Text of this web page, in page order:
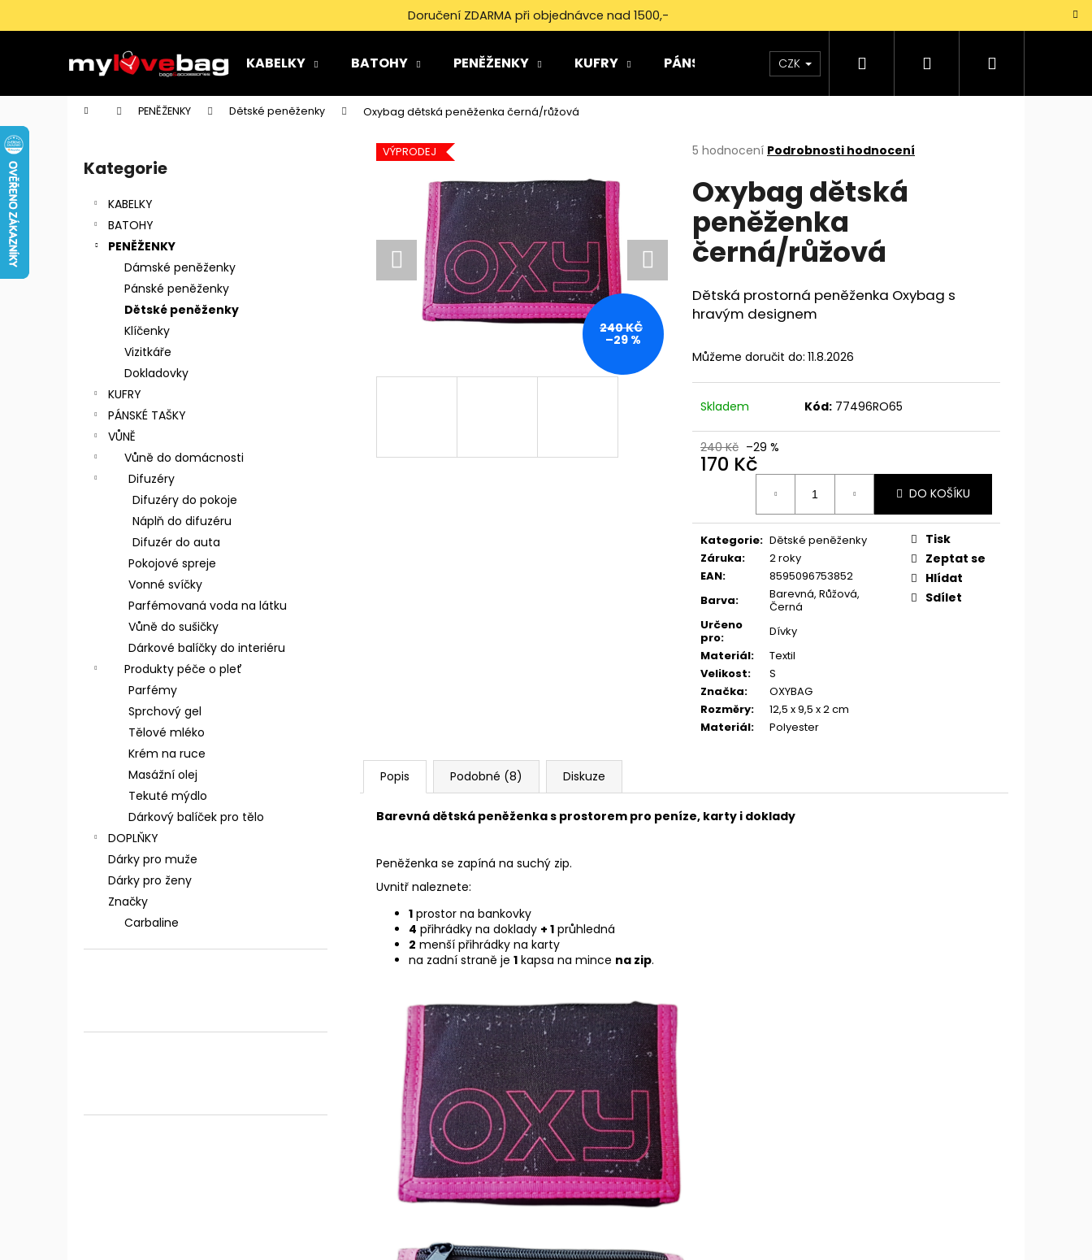
Doručení ZDARMA při objednávce nad 1500,-
KABELKY BATOHY PENĚŽENKY KUFRY PÁNSKÉ TAŠKY VŮNĚ DOPLŇKY
CZK Hledat PřihlášeníNákupní
Domů PENĚŽENKY Dětské peněženky Oxybag dětská peněženka černá/růžová
Přeskočit
kategorie
Kategorie
KABELKY
BATOHY
PENĚŽENKY
Dámské peněženky
Pánské peněženky
Dětské peněženky
Klíčenky
Vizitkáře
Dokladovky
KUFRY
PÁNSKÉ TAŠKY
VŮNĚ
Vůně do domácnosti
Difuzéry
Difuzéry do pokoje
Náplň do difuzéru
Difuzér do auta
Pokojové spreje
Vonné svíčky
Parfémovaná voda na látku
Vůně do sušičky
Dárkové balíčky do interiéru
Produkty péče o pleť
Parfémy
Sprchový gel
Tělové mléko
Krém na ruce
Masážní olej
Tekuté mýdlo
Dárkový balíček pro tělo
DOPLŇKY
Dárky pro muže
Dárky pro ženy
Značky
Carbaline
Průměrné
produktu
je
5
hvězdiček.
5 hodnocení Podrobnosti hodnocení
Oxybag dětská
peněženka
černá/růžová
Dětská prostorná peněženka Oxybag s
hravým designem
Můžeme doručit do: 11.8.2026
Skladem Kód: 77496RO65
240 Kč –29 %
170 Kč
DO KOŠÍKU
Kategorie: Dětské peněženky
Záruka:
2 roky
EAN:
8595096753852
Barva:
Barevná, Růžová,
Černá
Určeno
pro:
Dívky
Materiál:
Textil
Velikost:
S
Značka:
OXYBAG
Rozměry:
12,5 x 9,5 x 2 cm
Materiál: Polyester
Tisk
Zeptat se
Hlídat
Sdílet
VÝPRODEJ
240 KČ
–29 %
Popis Podobné (8) Diskuze
Barevná dětská peněženka s prostorem pro peníze, karty i doklady
Peněženka se zapíná na suchý zip.
Uvnitř naleznete:
1 prostor na bankovky
4 přihrádky na doklady + 1 průhledná
2 menší přihrádky na karty
na zadní straně je 1 kapsa na mince na zip.
o
k Co potřebujete najít?
Doporučujeme